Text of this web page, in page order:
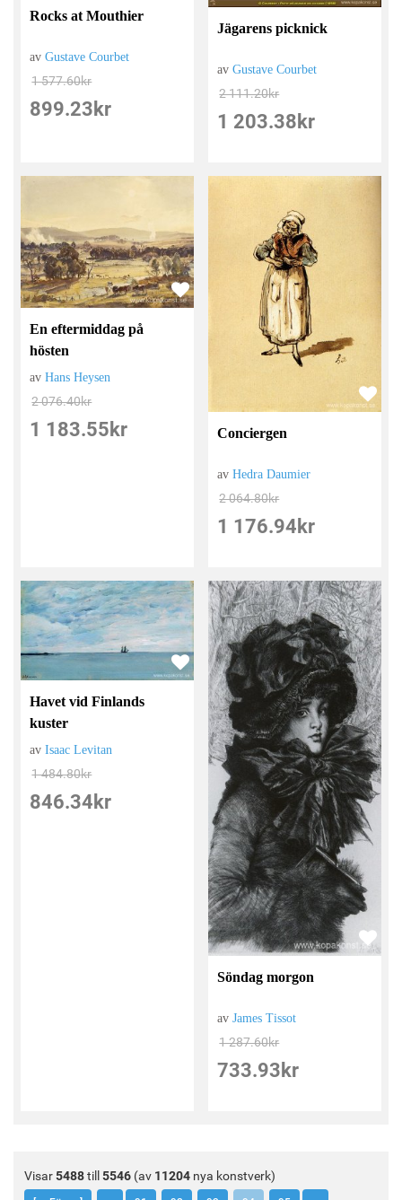
Rocks at Mouthier
avGustave Courbet
1 577.60kr
899.23 kr
Jägarens picknick
avGustave Courbet
2 111.20kr
1 203.38 kr
En eftermiddag på
hösten
avHans Heysen
2 076.40kr
1 183.55 kr Conciergen
avHedra Daumier
2 064.80kr
1 176.94 kr
Havet vid Finlands
kuster
avIsaac Levitan
1 484.80kr
846.34 kr
Söndag morgon
avJames Tissot
1 287.60kr
733.93 kr
Visar5488till5546 (av 11204 nya konstverk)